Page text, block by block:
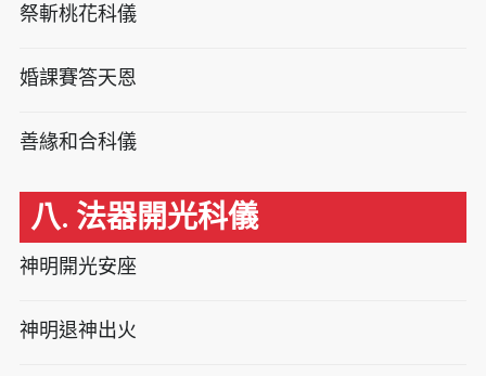
祭斬桃花科儀
婚課賽答天恩
善緣和合科儀
八. 法器開光科儀
神明開光安座
神明退神出火